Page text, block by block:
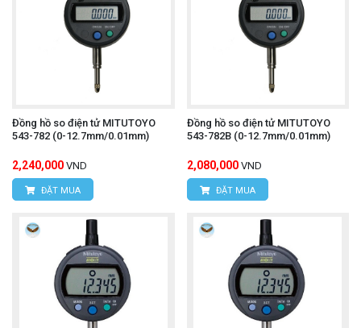
Đồng hồ so điện tử MITUTOYO
543-782 (0-12.7mm/0.01mm)
2,240,000 VND
ĐẶT MUA
Đồng hồ so điện tử MITUTOYO
543-782B (0-12.7mm/0.01mm)
2,080,000 VND
ĐẶT MUA